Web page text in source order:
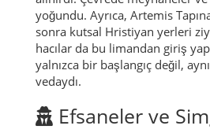
yoğundu. Ayrıca, Artemis
sonra kutsal Hristiyan yerleri
hacılar da bu limandan giriş
yalnızca bir başlangıç değil,
vedaydı.
Efsaneler ve